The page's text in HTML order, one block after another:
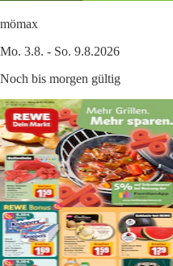
mömax
Mo. 3.8. - So. 9.8.2026
Noch bis morgen gültig